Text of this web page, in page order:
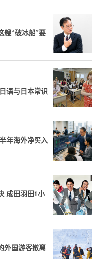
艘“破冰船”要
语与日本常识
年海外净买入
成田羽田1小
外国游客撤离